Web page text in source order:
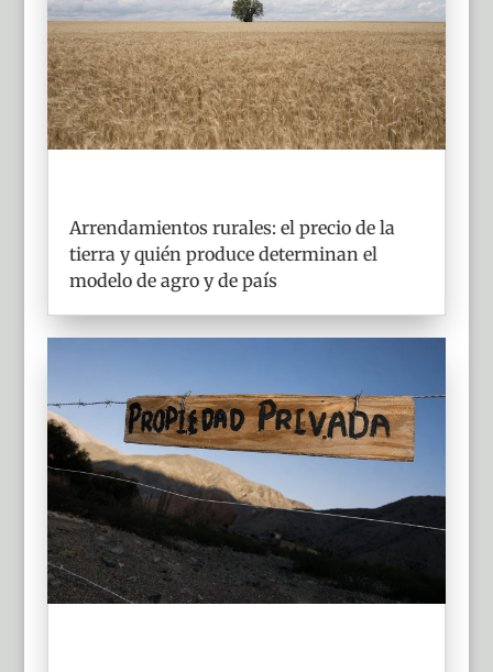
Arrendamientos rurales: el precio de la
tierra y quién produce determinan el
modelo de agro y de país